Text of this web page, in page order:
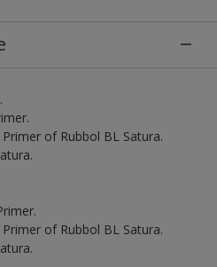
of Rubbol BL Satura.
of Rubbol BL Satura.